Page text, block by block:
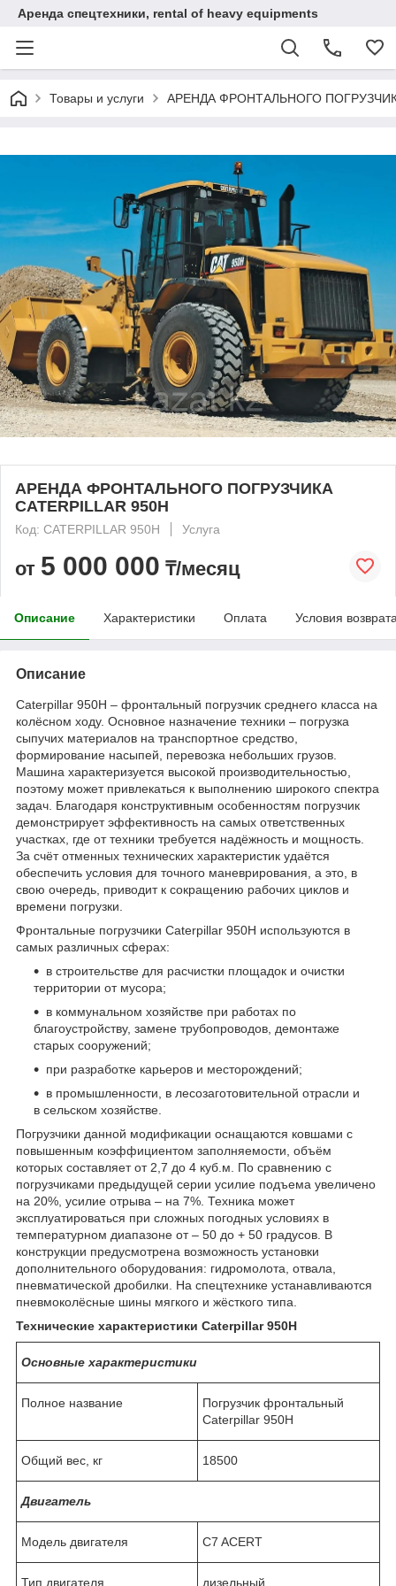
Аренда спецтехники, rental of heavy equipments
Товары и услуги АРЕНДА ФРОНТАЛЬНОГО
АРЕНДА ФРОНТАЛЬНОГО ПОГРУЗЧИКА
CATERPILLAR 950H
Код: CATERPILLAR 950H Услуга
от 5 000 000 ₸/месяц
Описание Характеристики Оплата Условия
Описание
Caterpillar 950H – фронтальный погрузчик среднего класса на
колёсном ходу. Основное назначение техники – погрузка
сыпучих материалов на транспортное средство,
формирование насыпей, перевозка небольших грузов.
Машина характеризуется высокой производительностью,
поэтому может привлекаться к выполнению широкого спектра
задач. Благодаря конструктивным особенностям погрузчик
демонстрирует эффективность на самых ответственных
участках, где от техники требуется надёжность и мощность.
За счёт отменных технических характеристик удаётся
обеспечить условия для точного маневрирования, а это, в
свою очередь, приводит к сокращению рабочих циклов и
времени погрузки.
Фронтальные погрузчики Caterpillar 950H используются в
самых различных сферах:
в строительстве для расчистки площадок и очистки
территории от мусора;
в коммунальном хозяйстве при работах по
благоустройству, замене трубопроводов, демонтаже
старых сооружений;
при разработке карьеров и месторождений;
в промышленности, в лесозаготовительной отрасли и
в сельском хозяйстве.
Погрузчики данной модификации оснащаются ковшами с
повышенным коэффициентом заполняемости, объём
которых составляет от 2,7 до 4 куб.м. По сравнению с
погрузчиками предыдущей серии усилие подъема увеличено
на 20%, усилие отрыва – на 7%. Техника может
эксплуатироваться при сложных погодных условиях в
температурном диапазоне от – 50 до + 50 градусов. В
конструкции предусмотрена возможность установки
дополнительного оборудования: гидромолота, отвала,
пневматической дробилки. На спецтехнике устанавливаются
пневмоколёсные шины мягкого и жёсткого типа.
Технические характеристики Caterpillar 950H
Основные характеристики
Полное название
Погрузчик фронтальный
Caterpillar 950H
Общий вес, кг 18500
Двигатель
Модель двигателя C7 ACERT
Тип двигателя дизельный